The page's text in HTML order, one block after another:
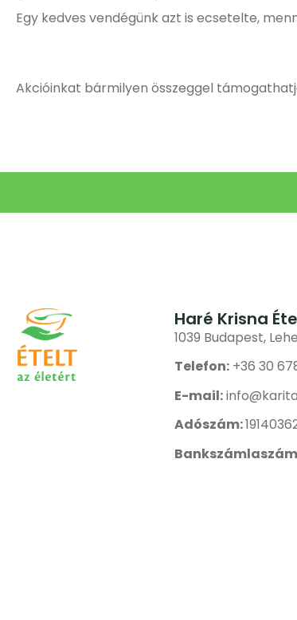
Egy kedves vendégünk azt is ecsetelte,
Akcióinkat bármilyen összeggel
Haré Krisna
1039 Budapest,
Telefon:+36 30
E-mail:
Adószám: